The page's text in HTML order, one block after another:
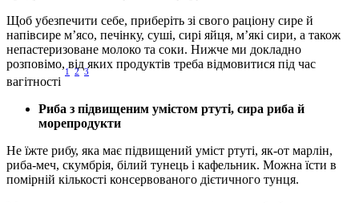
Щоб убезпечити себе, приберіть зі свого раціону сире й
напівсире м’ясо, печінку, суші, сирі яйця, м’які сири, а також
непастеризоване молоко та соки. Нижче ми докладно
розповімо, від яких продуктів треба відмовитися під час
вагітності
1 2 3
Риба з підвищеним умістом ртуті, сира риба й
морепродукти
Не їжте рибу, яка має підвищений уміст ртуті, як-от марлін,
риба-меч, скумбрія, білий тунець і кафельник. Можна їсти в
помірній кількості консервованого дієтичного тунця.